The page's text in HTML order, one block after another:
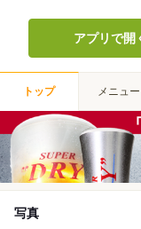
アプリで開
トップ メニュー
写真